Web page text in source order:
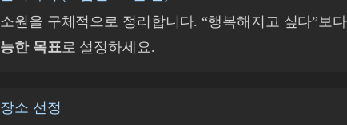
소원을 구체적으로 정리합니다. “행복해지고 싶다”보
능한 목표로 설정하세요.
장소 선정